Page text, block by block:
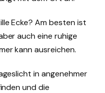
Ecke? Am besten ist
auch eine ruhige
kann ausreichen.
in angenehmer
und die